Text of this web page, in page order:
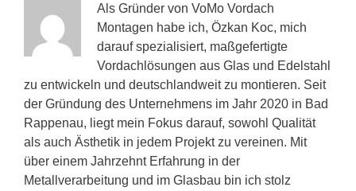
Als Gründer von VoMo Vordach
Montagen habe ich, Özkan Koc, mich
darauf spezialisiert, maßgefertigte
Vordachlösungen aus Glas und Edelstahl
zu entwickeln und deutschlandweit zu montieren. Seit
der Gründung des Unternehmens im Jahr 2020 in Bad
Rappenau, liegt mein Fokus darauf, sowohl Qualität
als auch Ästhetik in jedem Projekt zu vereinen. Mit
über einem Jahrzehnt Erfahrung in der
Metallverarbeitung und im Glasbau bin ich stolz